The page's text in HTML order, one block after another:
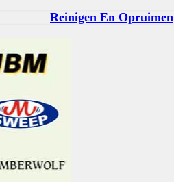
Reinigen En Opruimen